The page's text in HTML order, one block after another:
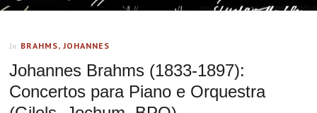
In BRAHMS, JOHANNES
Johannes Brahms (1833-1897):
Concertos para Piano e Orquestra